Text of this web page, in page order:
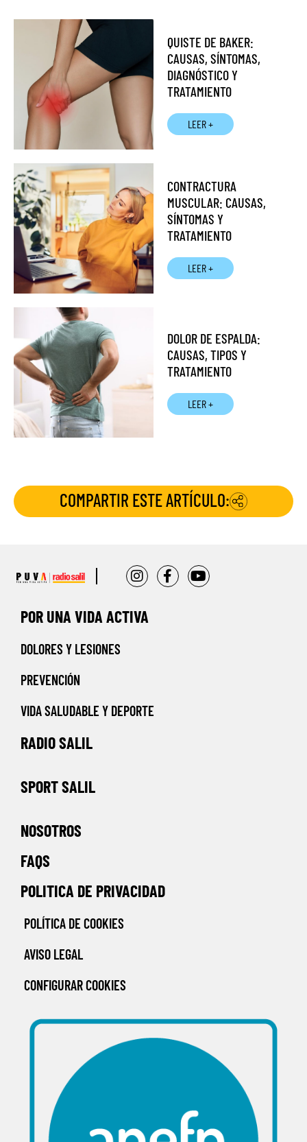
QUISTE DE BAKER:
CAUSAS, SÍNTOMAS,
DIAGNÓSTICO Y
TRATAMIENTO
LEER +
CONTRACTURA
MUSCULAR: CAUSAS,
SÍNTOMAS Y
TRATAMIENTO
LEER +
DOLOR DE ESPALDA:
CAUSAS, TIPOS Y
TRATAMIENTO
LEER +
COMPARTIR ESTE ARTÍCULO:
POR UNA VIDA ACTIVA
DOLORES Y LESIONES
PREVENCIÓN
VIDA SALUDABLE Y DEPORTE
RADIO SALIL
SPORT SALIL
NOSOTROS
FAQS
POLITICA DE PRIVACIDAD
POLÍTICA DE COOKIES
AVISO LEGAL
CONFIGURAR COOKIES